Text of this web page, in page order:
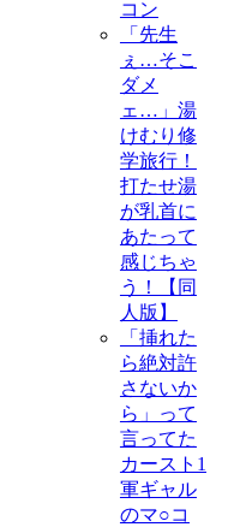
コン
「先生
ぇ…そこ
ダメ
ェ…」湯
けむり修
学旅行！
打たせ湯
が乳首に
あたって
感じちゃ
う！【同
人版】
「挿れた
ら絶対許
さないか
ら」って
言ってた
カースト1
軍ギャル
のマ○コ